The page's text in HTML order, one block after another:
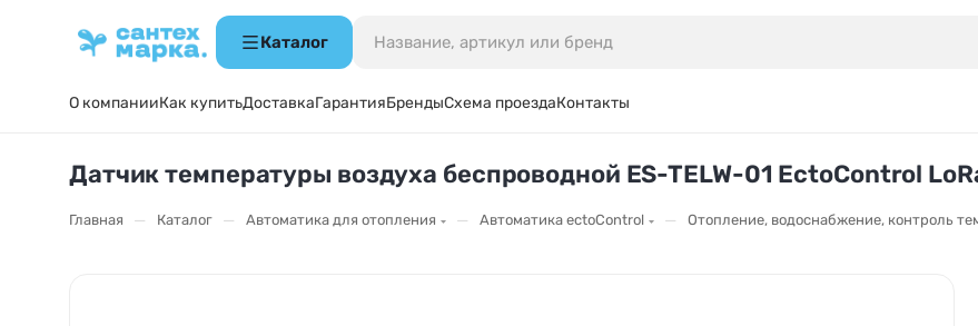
Каталог
О компанииКак купитьДоставкаГарантияБрендыСхема проездаКонтакты
Датчик температуры воздуха беспроводной ES-TELW-01 EctoControl
Главная — Каталог — Автоматика для отопления — Автоматика ectoControl — Отопление, водоснабжение, контроль